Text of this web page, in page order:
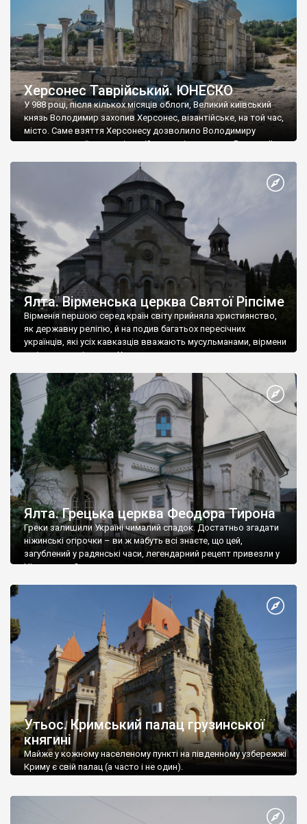
Херсонес Таврійський. ЮНЕСКО
У 988 році, після кількох місяців облоги, Великий київський
князь Володимир захопив Херсонес, візантійське, на той час,
місто. Саме взяття Херсонесу дозволило Володимиру
диктувати свої умови візантійському імператору Василю ІІ, та
Херсонесі Володимир-язичник, став Василем-християнином.
А потім було Хрещення Русі. На честь Херсонесу Таврійського
Ялта. Вірменська церква Святої Ріпсіме
Вірменія першою серед країн світу прийняла християнство,
як державну релігію, й на подив багатьох пересічних
українців, які усіх кавказців вважають мусульманами, вірмени
є відданими вірянами Христа
Ялта. Грецька церква Феодора Тирона
Греки залишили Україні чималий спадок. Достатньо згадати
ніжинські огірочки – ви ж мабуть всі знаєте, що цей,
загублений у радянські часи, легендарний рецепт привезли у
Ніжин греки?
Утьос. Кримський палац грузинської
княгині
Майже у кожному населеному пункті на південному узбережжі
Криму є свій палац (а часто і не один).